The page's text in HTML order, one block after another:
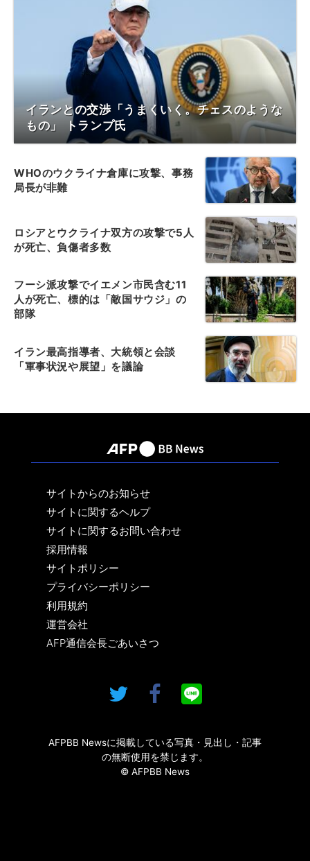
イランとの交渉「うまくいく。チェスのような
もの」 トランプ氏
WHOのウクライナ倉庫に攻撃、事務
局長が非難
ロシアとウクライナ双方の攻撃で5人
が死亡、負傷者多数
フーシ派攻撃でイエメン市民含む11
人が死亡、標的は「敵国サウジ」の
部隊
イラン最高指導者、大統領と会談
「軍事状況や展望」を議論
サイトからのお知らせ
サイトに関するヘルプ
サイトに関するお問い合わせ
採用情報
サイトポリシー
プライバシーポリシー
利用規約
運営会社
AFP通信会長ごあいさつ
AFPBB Newsに掲載している写真・見出し・記事
の無断使用を禁じます。
© AFPBB News